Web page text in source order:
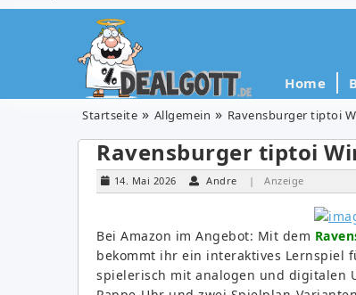
Home
Startseite Allgemein Ravensburger tiptoi
Ravensburger tiptoi
14. Mai 2026 Andre | Anzeige
Bei Amazon im Angebot: Mit dem
bekommt ihr ein interaktives Lernspiel
spielerisch mit analogen und digitalen